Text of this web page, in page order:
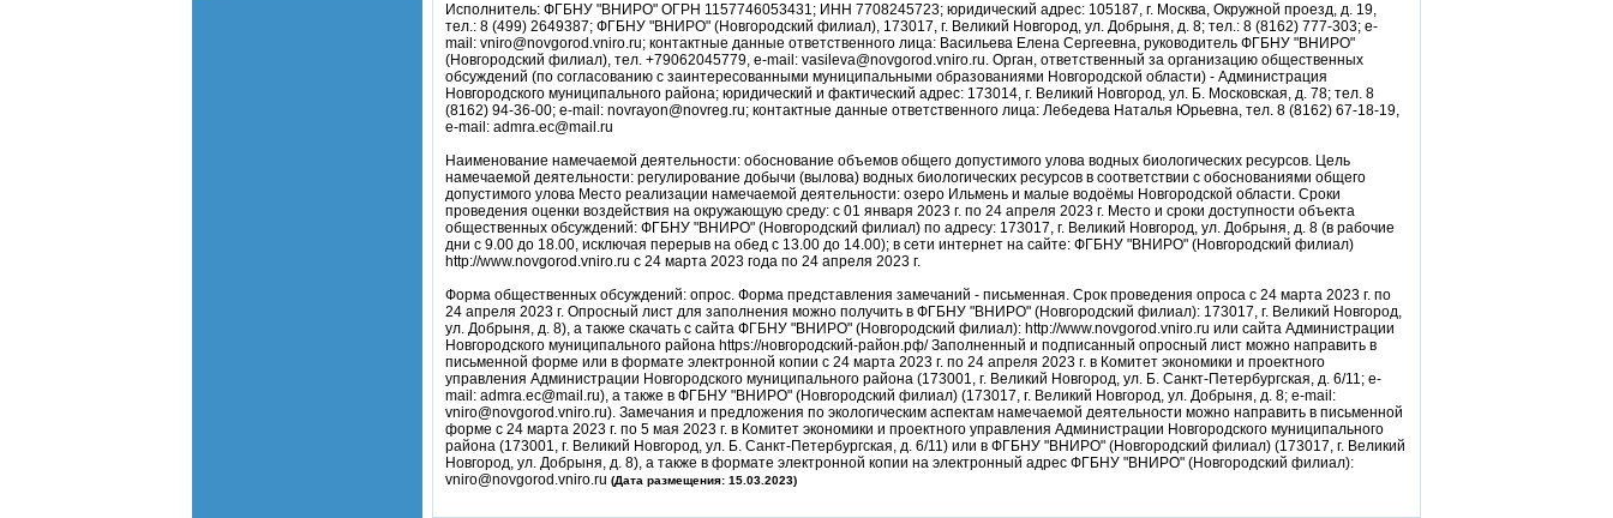
Исполнитель: ФГБНУ "ВНИРО" ОГРН 1157746053431; ИНН 7708245723; юридический адрес: 105187, г. Москва, Окружной проезд, д. 19,
тел.: 8 (499) 2649387; ФГБНУ "ВНИРО" (Новгородский филиал), 173017, г. Великий Новгород, ул. Добрыня, д. 8; тел.: 8 (8162) 777-303; e-
mail: vniro@novgorod.vniro.ru; контактные данные ответственного лица: Васильева Елена Сергеевна, руководитель ФГБНУ "ВНИРО"
(Новгородский филиал), тел. +79062045779, e-mail: vasileva@novgorod.vniro.ru. Орган, ответственный за организацию общественных
обсуждений (по согласованию с заинтересованными муниципальными образованиями Новгородской области) - Администрация
Новгородского муниципального района; юридический и фактический адрес: 173014, г. Великий Новгород, ул. Б. Московская, д. 78; тел. 8
(8162) 94-36-00; e-mail: novrayon@novreg.ru; контактные данные ответственного лица: Лебедева Наталья Юрьевна, тел. 8 (8162) 67-18-19,
e-mail: admra.ec@mail.ru
Наименование намечаемой деятельности: обоснование объемов общего допустимого улова водных биологических ресурсов. Цель
намечаемой деятельности: регулирование добычи (вылова) водных биологических ресурсов в соответствии с обоснованиями общего
допустимого улова Место реализации намечаемой деятельности: озеро Ильмень и малые водоёмы Новгородской области. Сроки
проведения оценки воздействия на окружающую среду: с 01 января 2023 г. по 24 апреля 2023 г. Место и сроки доступности объекта
общественных обсуждений: ФГБНУ "ВНИРО" (Новгородский филиал) по адресу: 173017, г. Великий Новгород, ул. Добрыня, д. 8 (в рабочие
дни с 9.00 до 18.00, исключая перерыв на обед с 13.00 до 14.00); в сети интернет на сайте: ФГБНУ "ВНИРО" (Новгородский филиал)
http://www.novgorod.vniro.ru с 24 марта 2023 года по 24 апреля 2023 г.
Форма общественных обсуждений: опрос. Форма представления замечаний - письменная. Срок проведения опроса с 24 марта 2023 г. по
24 апреля 2023 г. Опросный лист для заполнения можно получить в ФГБНУ "ВНИРО" (Новгородский филиал): 173017, г. Великий Новгород,
ул. Добрыня, д. 8), а также скачать с сайта ФГБНУ "ВНИРО" (Новгородский филиал): http://www.novgorod.vniro.ru или сайта Администрации
Новгородского муниципального района https://новгородский-район.рф/ Заполненный и подписанный опросный лист можно направить в
письменной форме или в формате электронной копии с 24 марта 2023 г. по 24 апреля 2023 г. в Комитет экономики и проектного
управления Администрации Новгородского муниципального района (173001, г. Великий Новгород, ул. Б. Санкт-Петербургская, д. 6/11; e-
mail: admra.ec@mail.ru), а также в ФГБНУ "ВНИРО" (Новгородский филиал) (173017, г. Великий Новгород, ул. Добрыня, д. 8; e-mail:
vniro@novgorod.vniro.ru). Замечания и предложения по экологическим аспектам намечаемой деятельности можно направить в письменной
форме с 24 марта 2023 г. по 5 мая 2023 г. в Комитет экономики и проектного управления Администрации Новгородского муниципального
района (173001, г. Великий Новгород, ул. Б. Санкт-Петербургская, д. 6/11) или в ФГБНУ "ВНИРО" (Новгородский филиал) (173017, г. Великий
Новгород, ул. Добрыня, д. 8), а также в формате электронной копии на электронный адрес ФГБНУ "ВНИРО" (Новгородский филиал):
vniro@novgorod.vniro.ru (Дата размещения: 15.03.2023)